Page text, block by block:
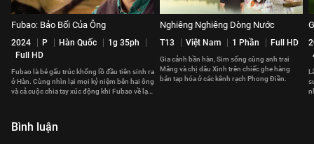
Fubao: Bảo Bối Của Ông
2024 P Hàn Quốc
1g 35ph
Full HD
Fubao là bé gấu trúc khổng lồ đầu tiên sinh ra
ở Hàn. Cùng nhìn lại mọi kỷ niệm bên hai ông
và cả cuộc chia tay xúc động khi Fubao về lại
Nghiêng Nghiêng Dòng Nước
T13 Việt Nam 1 Phần Full HD
Gia cảnh bần hàn, Sim sống cùng anh trai
Măng và chị dâu Xinh trên chiếc ghe hàng
bán tạp hóa ở các kênh rạch Phong Điền.
Bình luận